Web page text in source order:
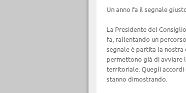
Un anno fa il segnale
La Presidente del
fa, rallentando un
segnale è partita la nostra
permettono già di avviare
territoriale. Quegli accordi
stanno dimostrando.